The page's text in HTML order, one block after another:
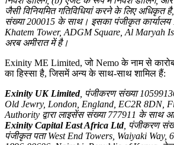
जैसी विनियमित गतिविधियां करने के लिए अधिकृत
संख्या 200015 के साथ। इसका पंजीकृत कार्यालय
Khatem Tower, ADGM Square, Al Maryah
अरब अमीरात में है।
Exinity ME Limited, जो Nemo के नाम से
का हिस्सा है, जिसमें अन्य के साथ-साथ शामिल हैं:
Exinity UK Limited, पंजीकरण संख्या
Old Jewry, London, England, EC2R 8DN,
Authority द्वारा लाइसेंस संख्या 777911 के साथ
Exinity Capital East Africa Ltd, पंजीकरण
पंजीकृत पता West End Towers, Waiyaki Way,